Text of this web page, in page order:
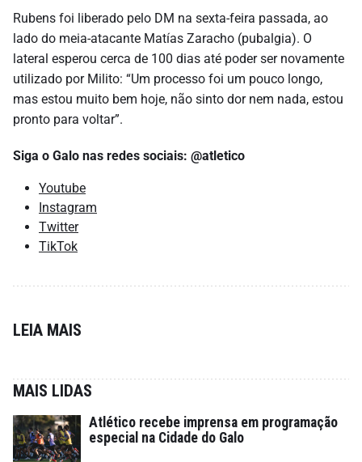
Rubens foi liberado pelo DM na sexta-feira passada, ao
lado do meia-atacante Matías Zaracho (pubalgia). O
lateral esperou cerca de 100 dias até poder ser novamente
utilizado por Milito: “Um processo foi um pouco longo,
mas estou muito bem hoje, não sinto dor nem nada, estou
pronto para voltar”.
Siga o Galo nas redes sociais: @atletico
Youtube
Instagram
Twitter
TikTok
LEIA MAIS
MAIS LIDAS
Atlético recebe imprensa em programação
especial na Cidade do Galo